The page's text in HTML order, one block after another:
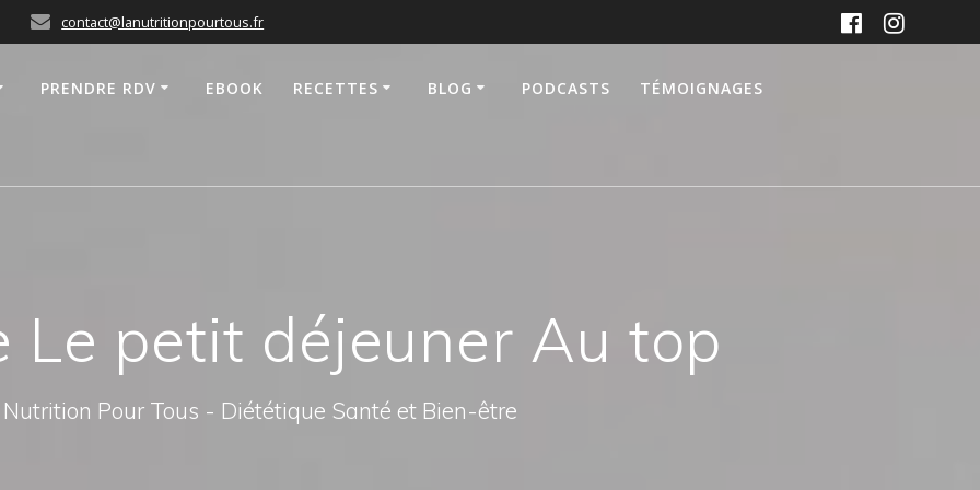
contact@lanutritionpourtous.fr
PRENDRE RDV EBOOK RECETTES BLOG PODCASTS TÉMOIGNAGES
Le petit déjeuner Au top
Nutrition Pour Tous - Diététique Santé et Bien-être